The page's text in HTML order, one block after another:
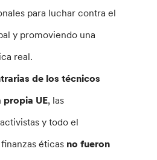
para luchar contra el
y promoviendo una
real.
de los técnicos
UE, las
y todo el
éticas no fueron